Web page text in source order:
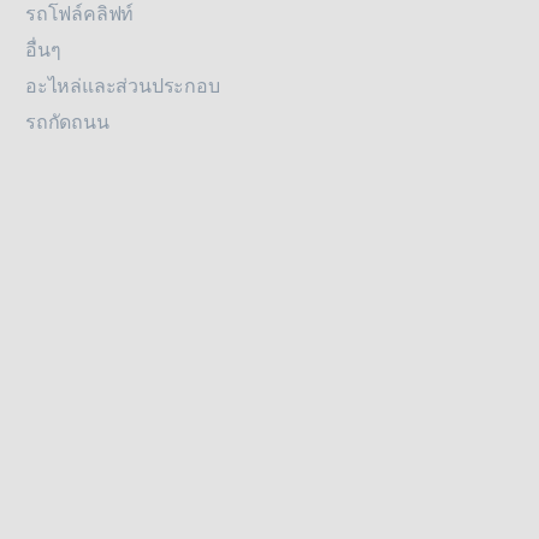
รถโฟล์คลิฟท์
อื่นๆ
อะไหล่และส่วนประกอบ
รถกัดถนน